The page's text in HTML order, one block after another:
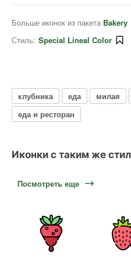
Больше иконок из пакета Bakery
Стиль: Special Lineal Color
клубника еда милая
еда и ресторан
Иконки с таким же
Посмотреть еще